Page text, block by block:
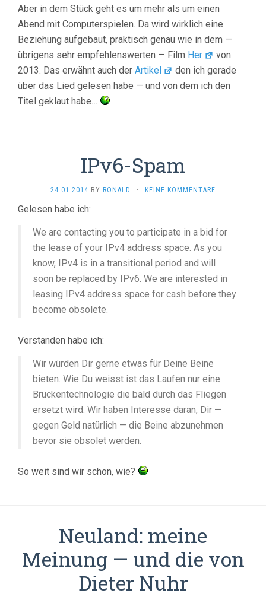
Aber in dem Stück geht es um mehr als um einen
Abend mit Computerspielen. Da wird wirklich eine
Beziehung aufgebaut, praktisch genau wie in dem —
übrigens sehr empfehlenswerten — Film Her
von
2013. Das erwähnt auch der Artikel
den ich gerade
über das Lied gelesen habe — und von dem ich den
Titel geklaut habe…
IPv6-Spam
24.01.2014 BY RONALD · KEINE KOMMENTARE
Gelesen habe ich:
We are contacting you to participate in a bid for
the lease of your IPv4 address space. As you
know, IPv4 is in a transitional period and will
soon be replaced by IPv6. We are interested in
leasing IPv4 address space for cash before they
become obsolete.
Verstanden habe ich:
Wir würden Dir gerne etwas für Deine Beine
bieten. Wie Du weisst ist das Laufen nur eine
Brückentechnologie die bald durch das Fliegen
ersetzt wird. Wir haben Interesse daran, Dir —
gegen Geld natürlich — die Beine abzunehmen
bevor sie obsolet werden.
So weit sind wir schon, wie?
Neuland: meine
Meinung — und die von
Dieter Nuhr